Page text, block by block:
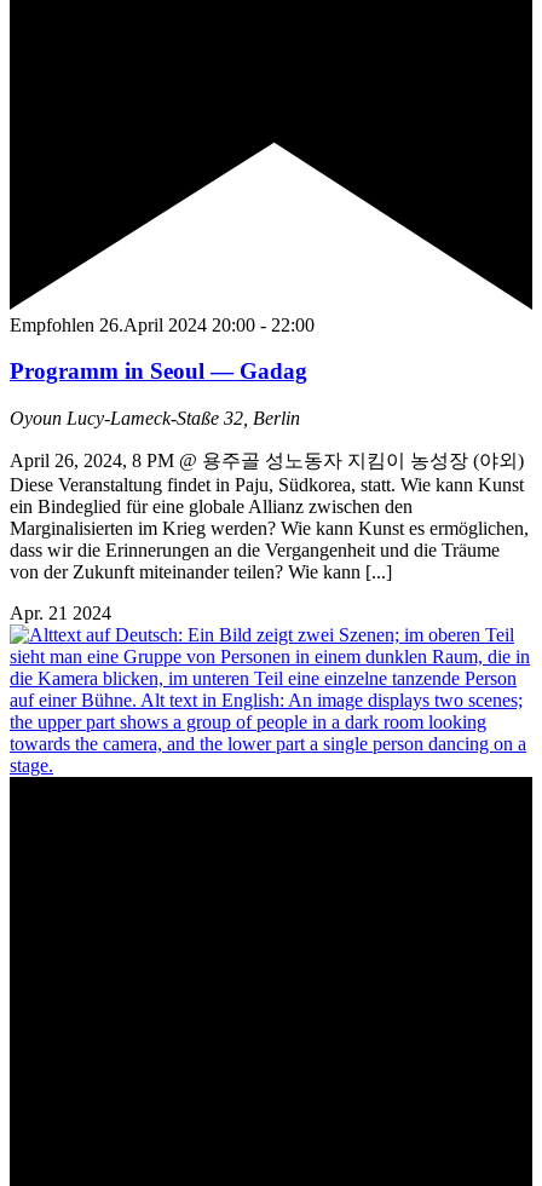
Empfohlen 26.April 2024 20:00 - 22:00
Programm in Seoul — Gadag
Oyoun Lucy-Lameck-Staße 32, Berlin
April 26, 2024, 8 PM @ 용주골 성노동자 지킴이 농성장 (야외)
Diese Veranstaltung findet in Paju, Südkorea, statt. Wie kann Kunst
ein Bindeglied für eine globale Allianz zwischen den
Marginalisierten im Krieg werden? Wie kann Kunst es ermöglichen,
dass wir die Erinnerungen an die Vergangenheit und die Träume
von der Zukunft miteinander teilen? Wie kann [...]
Apr. 21 2024